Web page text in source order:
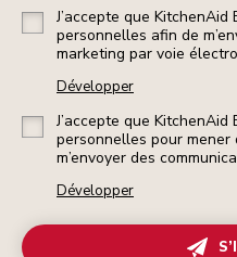
J’accepte que
personnelles afin de
marketing par voie
Développer
J’accepte que
personnelles pour
m’envoyer des
Développer